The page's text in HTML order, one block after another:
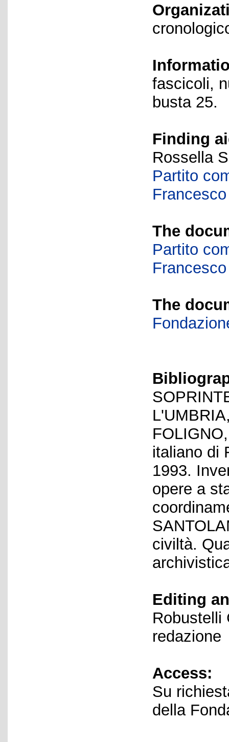
fascicoli,
busta 25.
Finding
Rossella
Partito
The
Partito
The
italiano di
1993.
opere a
civiltà.
Editing
Robustelli
redazione
Access:
Su
della